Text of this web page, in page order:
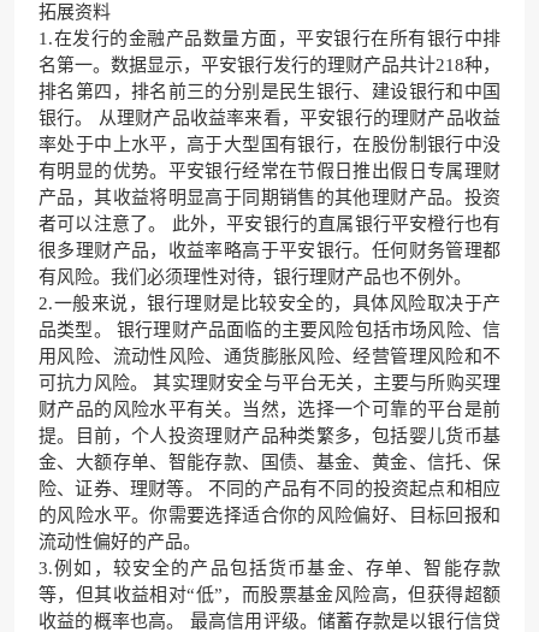
拓展资料
1.在发行的金融产品数量方面，平安银行在所有银行中排
名第一。数据显示，平安银行发行的理财产品共计218种，
排名第四，排名前三的分别是民生银行、建设银行和中国
银行。 从理财产品收益率来看，平安银行的理财产品收益
率处于中上水平，高于大型国有银行，在股份制银行中没
有明显的优势。平安银行经常在节假日推出假日专属理财
产品，其收益将明显高于同期销售的其他理财产品。投资
者可以注意了。 此外，平安银行的直属银行平安橙行也有
很多理财产品，收益率略高于平安银行。任何财务管理都
有风险。我们必须理性对待，银行理财产品也不例外。
2.一般来说，银行理财是比较安全的，具体风险取决于产
品类型。 银行理财产品面临的主要风险包括市场风险、信
用风险、流动性风险、通货膨胀风险、经营管理风险和不
可抗力风险。 其实理财安全与平台无关，主要与所购买理
财产品的风险水平有关。当然，选择一个可靠的平台是前
提。目前，个人投资理财产品种类繁多，包括婴儿货币基
金、大额存单、智能存款、国债、基金、黄金、信托、保
险、证券、理财等。 不同的产品有不同的投资起点和相应
的风险水平。你需要选择适合你的风险偏好、目标回报和
流动性偏好的产品。
3.例如，较安全的产品包括货币基金、存单、智能存款
等，但其收益相对“低”，而股票基金风险高，但获得超额
收益的概率也高。 最高信用评级。储蓄存款是以银行信贷